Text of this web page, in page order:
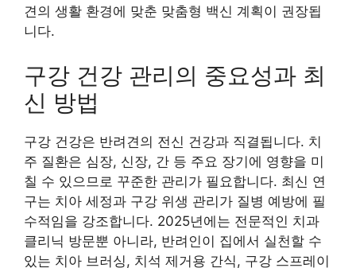
견의 생활 환경에 맞춘 맞춤형 백신 계획이 권장됩
니다.
구강 건강 관리의 중요성과 최
신 방법
구강 건강은 반려견의 전신 건강과 직결됩니다. 치
주 질환은 심장, 신장, 간 등 주요 장기에 영향을 미
칠 수 있으므로 꾸준한 관리가 필요합니다. 최신 연
구는 치아 세정과 구강 위생 관리가 질병 예방에 필
수적임을 강조합니다. 2025년에는 전문적인 치과
클리닉 방문뿐 아니라, 반려인이 집에서 실천할 수
있는 치아 브러싱, 치석 제거용 간식, 구강 스프레이